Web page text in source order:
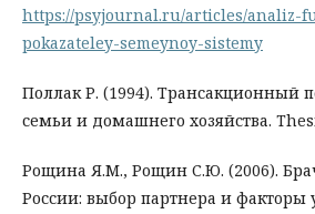
https://psyjournal.ru/articles/analiz-
pokazateley-semeynoy-sistemy
Поллак Р. (1994). Трансакционный
семьи и домашнего хозяйства.
Рощина Я.М., Рощин С.Ю. (2006).
России: выбор партнера и факторы